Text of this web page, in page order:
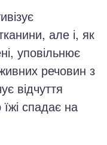
але і, як
уповільнює
речовин з
відчуття
спадає на